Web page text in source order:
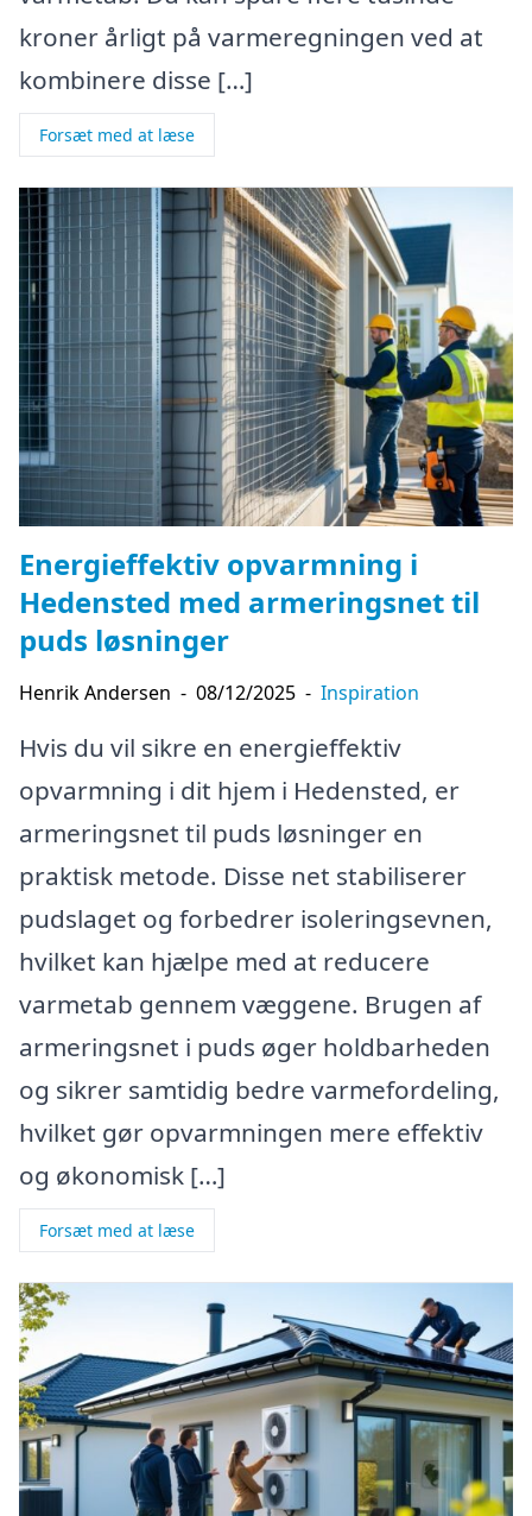
kroner årligt på varmeregningen ved at
kombinere disse […]
Forsæt med at læse
Energieffektiv opvarmning i
Hedensted med armeringsnet til
puds løsninger
Henrik Andersen - 08/12/2025 - Inspiration
Hvis du vil sikre en energieffektiv
opvarmning i dit hjem i Hedensted, er
armeringsnet til puds løsninger en
praktisk metode. Disse net stabiliserer
pudslaget og forbedrer isoleringsevnen,
hvilket kan hjælpe med at reducere
varmetab gennem væggene. Brugen af
armeringsnet i puds øger holdbarheden
og sikrer samtidig bedre varmefordeling,
hvilket gør opvarmningen mere effektiv
og økonomisk […]
Forsæt med at læse